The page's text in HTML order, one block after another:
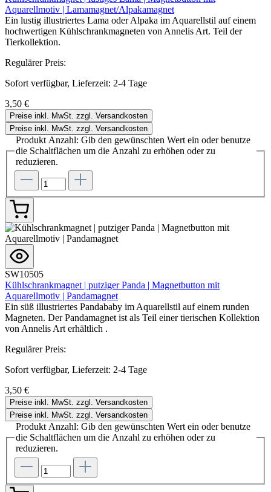
Aquarellmotiv | Lamamagnet/Alpakamagnet
Ein lustig illustriertes Lama oder Alpaka im Aquarellstil auf einem
hochwertigen Kühlschrankmagneten von Annelis Art. Teil der
Tierkollektion.
Regulärer Preis:
Sofort verfügbar, Lieferzeit: 2-4 Tage
3,50 €
Preise inkl. MwSt. zzgl. Versandkosten
Preise inkl. MwSt. zzgl. Versandkosten
Produkt Anzahl: Gib den gewünschten Wert ein oder benutze
die Schaltflächen um die Anzahl zu erhöhen oder zu
reduzieren.
SW10505
Kühlschrankmagnet | putziger Panda | Magnetbutton mit
Aquarellmotiv | Pandamagnet
Ein süß illustriertes Pandababy im Aquarellstil auf einem runden
Magneten. Der Pandamagnet ist als Teil einer tierischen Kollektion
von Annelis Art erhältlich .
Regulärer Preis:
Sofort verfügbar, Lieferzeit: 2-4 Tage
3,50 €
Preise inkl. MwSt. zzgl. Versandkosten
Preise inkl. MwSt. zzgl. Versandkosten
Produkt Anzahl: Gib den gewünschten Wert ein oder benutze
die Schaltflächen um die Anzahl zu erhöhen oder zu
reduzieren.